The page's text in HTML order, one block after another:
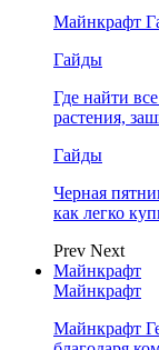
Майнкрафт
Гайды
Где найти
растения,
Гайды
Черная
как легко
Prev Next
Майнкрафт
Майнкрафт
Майнкрафт